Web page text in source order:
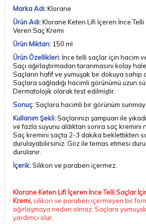
Marka Adı:Klorane
Ürün Adı:Klorane Keten Lifi İçeren İnce
Veren Saç Kremi
Ürün Miktarı: 150 ml
Ürün Özellikleri: İnce telli saçlar için hacim
Saçı ağırlaştırmadan taranmasını kolay
Saçların hafif ve yumuşak bir dokuya sahip
Saçlara sağladığı hacimli görünümü uzun
Dermatolojik olarak test edilmiştir.
Sonuç:Saçlara hacimli bir görünüm sunmaya
Kullanım Şekli:Saçlarınızı şampuan ile
ve fazla suyunu aldıktan sonra saç kremini
Saç kremini saçta 2-3 dakika beklettikten
durulayabilirsiniz. Göz ile temas etmesi
durulanır.
İçerik:Silikon ve paraben içermez.
Klorane Keten Lifi İçeren İnce Telli Saçlar
Kremi, silikon ve paraben içermeyen bir
ağırlaşmaya neden olmaz. Saçlara
yardımcı olur.